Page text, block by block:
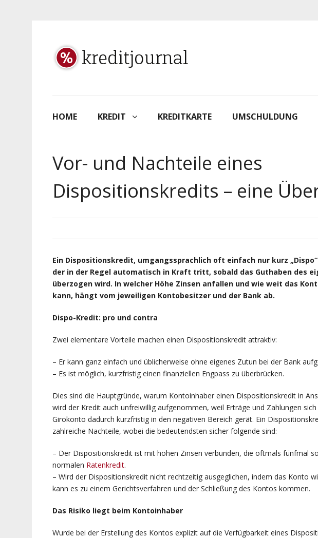
HOME KREDIT KREDITKARTE UMSCHULDUNG
Vor- und Nachteile eines
Dispositionskredits – eine
Ein Dispositionskredit, umgangssprachlich oft einfach nur kurz
der in der Regel automatisch in Kraft tritt, sobald das Guthaben des
überzogen wird. In welcher Höhe Zinsen anfallen und wie weit das
kann, hängt vom jeweiligen Kontobesitzer und der Bank ab.
Dispo-Kredit: pro und contra
Zwei elementare Vorteile machen einen Dispositionskredit attraktiv:
– Er kann ganz einfach und üblicherweise ohne eigenes Zutun bei der Bank
– Es ist möglich, kurzfristig einen finanziellen Engpass zu überbrücken.
Dies sind die Hauptgründe, warum Kontoinhaber einen Dispositionskredit in
wird der Kredit auch unfreiwillig aufgenommen, weil Erträge und Zahlungen
Girokonto dadurch kurzfristig in den negativen Bereich gerät. Ein
zahlreiche Nachteile, wobei die bedeutendsten sicher folgende sind:
– Der Dispositionskredit ist mit hohen Zinsen verbunden, die oftmals fünfmal
normalen Ratenkredit.
– Wird der Dispositionskredit nicht rechtzeitig ausgeglichen, indem das Konto
kann es zu einem Gerichtsverfahren und der Schließung des Kontos kommen.
Das Risiko liegt beim Kontoinhaber
Wurde bei der Erstellung des Kontos explizit auf die Verfügbarkeit eines